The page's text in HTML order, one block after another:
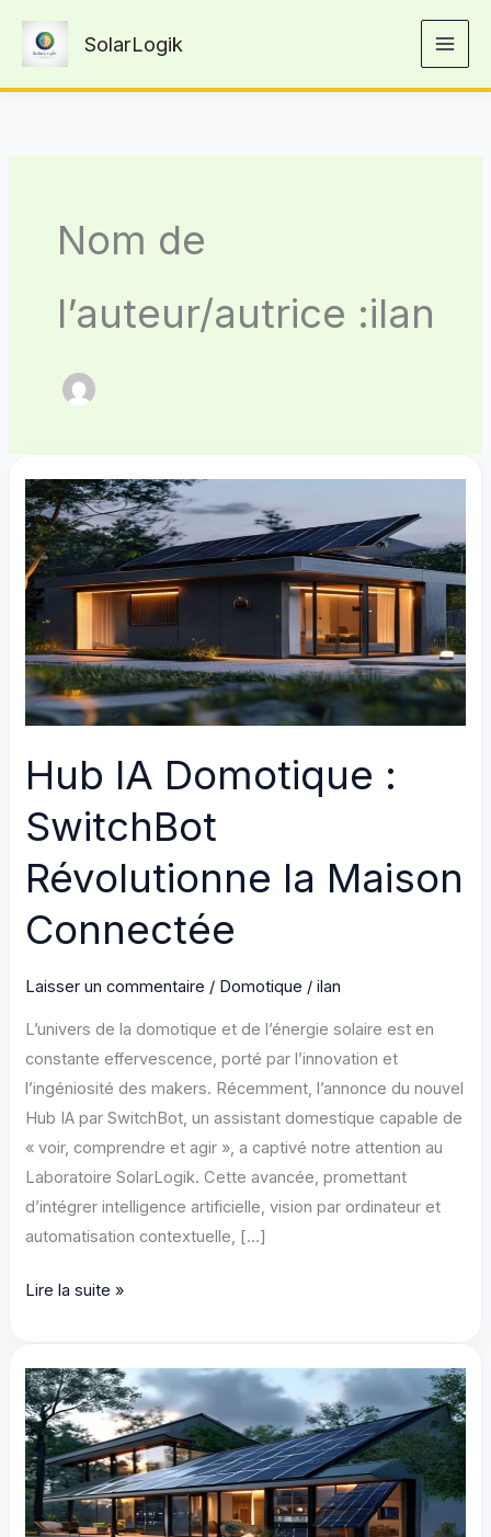
contenu
SolarLogik
Nom de
l’auteur/autrice :ilan
Hub IA Domotique :
SwitchBot
Révolutionne la Maison
Connectée
Laisser un commentaire / Domotique /ilan
L’univers de la domotique et de l’énergie solaire est en
constante effervescence, porté par l’innovation et
l’ingéniosité des makers. Récemment, l’annonce du nouvel
Hub IA par SwitchBot, un assistant domestique capable de
« voir, comprendre et agir », a captivé notre attention au
Laboratoire SolarLogik. Cette avancée, promettant
d’intégrer intelligence artificielle, vision par ordinateur et
automatisation contextuelle, […]
Hub
:
SwitchBot
Révolutionne
la
Maison
Connectée
Lire la suite »